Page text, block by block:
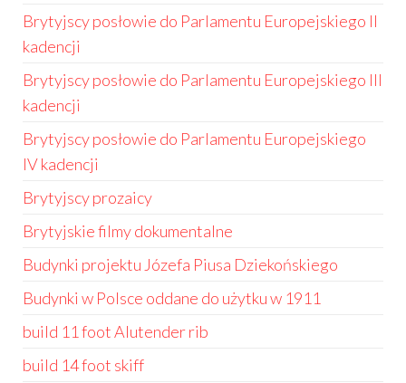
Brytyjscy posłowie do Parlamentu Europejskiego II
kadencji
Brytyjscy posłowie do Parlamentu Europejskiego III
kadencji
Brytyjscy posłowie do Parlamentu Europejskiego
IV kadencji
Brytyjscy prozaicy
Brytyjskie filmy dokumentalne
Budynki projektu Józefa Piusa Dziekońskiego
Budynki w Polsce oddane do użytku w 1911
build 11 foot Alutender rib
build 14 foot skiff